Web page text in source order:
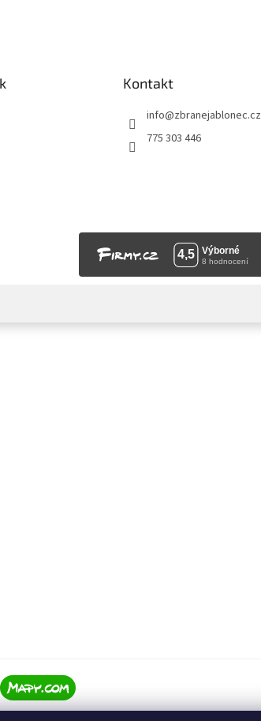
Kontakt
info@zbranejablonec.cz
775 303 446